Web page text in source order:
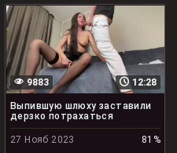
12:28
9883
Выпившую шлюху заставили
дерзко потрахаться
27 Нояб 2023 81%